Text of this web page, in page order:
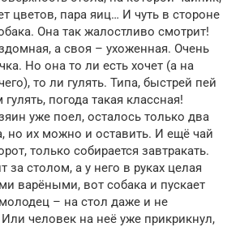
цветов, пара яиц… И чуть в стороне
Она так жалостливо смотрит!
а своя – ухоженная. Очень
Но она то ли есть хочет (а на
то ли гулять. Типа, быстрей пей
погода такая классная!
уже поел, осталось только два
но их можно и оставить. И ещё чай
только собирается завтракать.
за столом, а у него в руках целая
варёными, вот собака и пускает
– на стол даже и не
Или человек на неё уже прикрикнул,